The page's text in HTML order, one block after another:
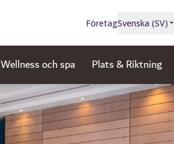
FöretagSvenska (SV)
Wellness och spa Plats & Riktning